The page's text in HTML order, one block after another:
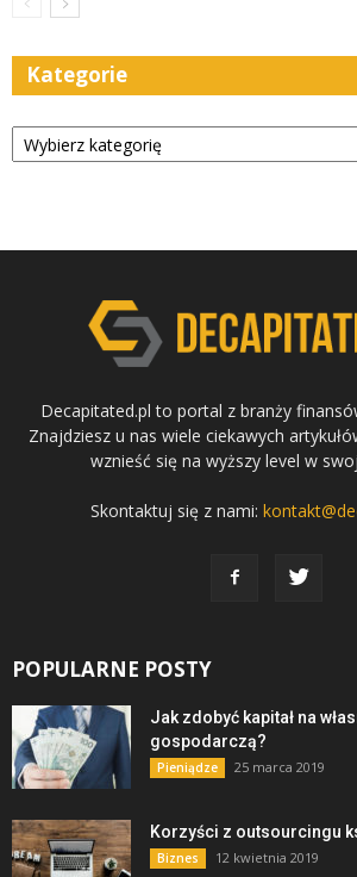
Kategorie
Kategorie
Decapitated.pl to portal z branży
Znajdziesz u nas wiele ciekawych
wznieść się na wyższy level w
Skontaktuj się z nami:
POPULARNE POSTY
Jak zdobyć kapitał na
gospodarczą?
Pieniądze 25 marca 2019
Korzyści z outsourcingu
Biznes 12 kwietnia 2019